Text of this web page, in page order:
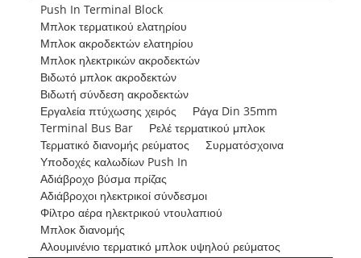
Push In Terminal Block
Μπλοκ τερματικού ελατηρίου
Μπλοκ ακροδεκτών ελατηρίου
Μπλοκ ηλεκτρικών ακροδεκτών
Βιδωτό μπλοκ ακροδεκτών
Βιδωτή σύνδεση ακροδεκτών
Εργαλεία πτύχωσης χειρός
Ράγα Din 35mm
Terminal Bus Bar
Ρελέ τερματικού μπλοκ
Τερματικό διανομής ρεύματος
Συρματόσχοινα
Υποδοχές καλωδίων Push In
Αδιάβροχο βύσμα πρίζας
Αδιάβροχοι ηλεκτρικοί σύνδεσμοι
Φίλτρο αέρα ηλεκτρικού ντουλαπιού
Μπλοκ διανομής
Αλουμινένιο τερματικό μπλοκ υψηλού ρεύματος